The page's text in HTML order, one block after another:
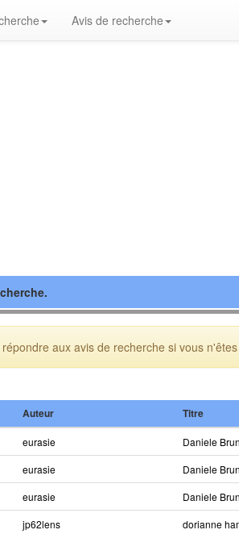
Avis de recherche
aux avis de recherche si vous
Auteur Titre
eurasie
Daniele
eurasie
Daniele
eurasie
Daniele
jp62lens
dorianne